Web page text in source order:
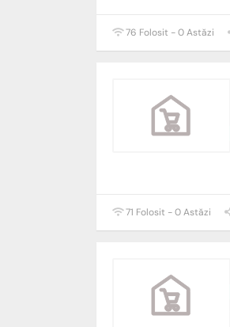
76 Folosit - 0 Astăzi
71 Folosit - 0 Astăzi